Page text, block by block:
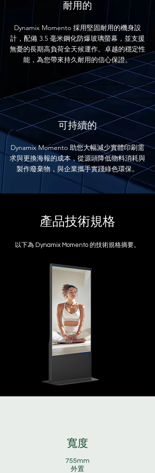
耐用的
Dynamix Momento 採用堅固耐用的機身設
計，配備 3.5 毫米鋼化防爆玻璃螢幕，並支援
無憂的長期高負荷全天候運作。卓越的穩定性
能，為您帶來持久耐用的信心保證。
可持續的
Dynamix Momento 助您大幅減少實體印刷需
求與更換海報的成本，從源頭降低物料消耗與
製作廢棄物，與企業攜手實踐綠色環保。
​產品技術規格
​以下為 Dynamix Momento 的技術規格摘要。
寬度
755mm
外置